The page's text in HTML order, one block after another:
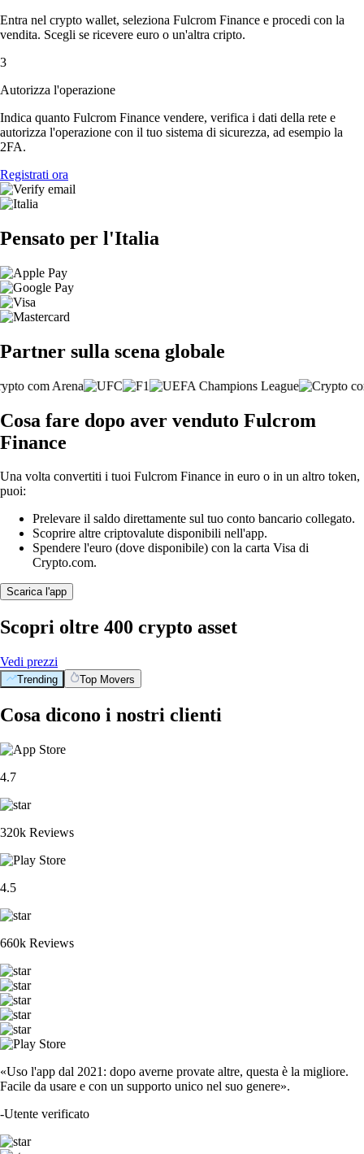
Entra nel crypto wallet, seleziona Fulcrom Finance e procedi con la
vendita. Scegli se ricevere euro o un'altra cripto.
3
Autorizza l'operazione
Indica quanto Fulcrom Finance vendere, verifica i dati della rete e
autorizza l'operazione con il tuo sistema di sicurezza, ad esempio la
2FA.
Registrati ora
Pensato per l'Italia
Partner sulla scena globale
Cosa fare dopo aver venduto Fulcrom
Finance
Una volta convertiti i tuoi Fulcrom Finance in euro o in un altro token,
puoi:
Prelevare il saldo direttamente sul tuo conto bancario collegato.
Scoprire altre criptovalute disponibili nell'app.
Spendere l'euro (dove disponibile) con la carta Visa di
Crypto.com.
Scarica l'app
Scopri oltre 400 crypto asset
Vedi prezzi
Trending Top Movers
Cosa dicono i nostri clienti
4.7
320k Reviews
4.5
660k Reviews
«Uso l'app dal 2021: dopo averne provate altre, questa è la migliore.
Facile da usare e con un supporto unico nel suo genere».
-Utente verificato